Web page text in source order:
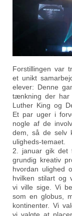
Forstillingen var
et unikt
elever: Denne
tænkning der har
Luther King og
Et par uger i
nogle af de
dem, så de selv
uligheds-temaet.
2. januar gik det
grundig kreativ
hvordan ulighed
hvilken stilart og
vi ville sige. Vi
som en globus,
kontinenter. Vi